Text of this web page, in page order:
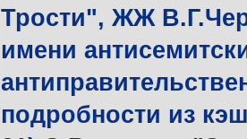
Трости", ЖЖ
имени
подробности из